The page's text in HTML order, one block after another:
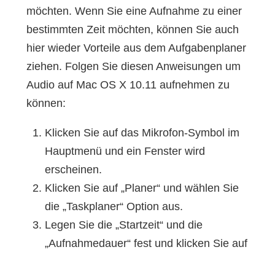
möchten. Wenn Sie eine Aufnahme zu einer
bestimmten Zeit möchten, können Sie auch
hier wieder Vorteile aus dem Aufgabenplaner
ziehen. Folgen Sie diesen Anweisungen um
Audio auf Mac OS X 10.11 aufnehmen zu
können:
Klicken Sie auf das Mikrofon-Symbol im
Hauptmenü und ein Fenster wird
erscheinen.
Klicken Sie auf „Planer“ und wählen Sie
die „Taskplaner“ Option aus.
Legen Sie die „Startzeit“ und die
„Aufnahmedauer“ fest und klicken Sie auf